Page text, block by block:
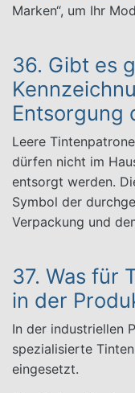
Marken“, um Ihr
36. Gibt es
Entsorgung
Leere
dürfen nicht im
entsorgt werden.
Symbol der
Verpackung und
37. Was für
in der
In der industriellen
spezialisierte
eingesetzt.